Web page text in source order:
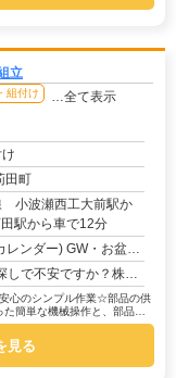
立
組付け …全て表示
田町
小波瀬西工大前駅か
駅から車で12分
) GW・お盆・年末年始/年間休日122日
なら、そんな不安を解消できる環境が整っています！☆家具付き寮が初...
心のシンプル作業☆部品の供
簡単な機械操作と、部品の
見る